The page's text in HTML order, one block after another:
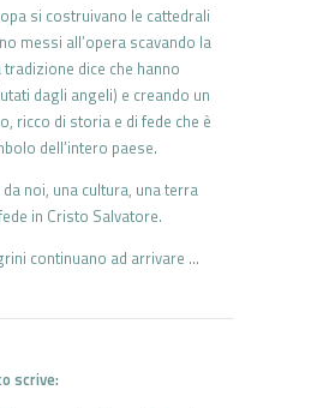
si costruivano le cattedrali
messi all’opera scavando la
dice che hanno
dagli angeli) e creando un
ricco di storia e di fede che è
dell’intero paese.
noi, una cultura, una terra
in Cristo Salvatore.
continuano ad arrivare …
scrive: